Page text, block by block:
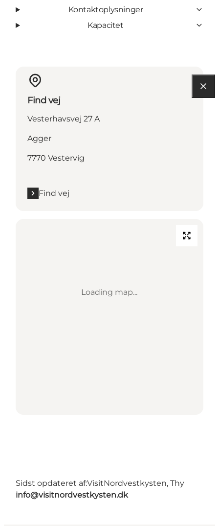
Kontaktoplysninger
Kapacitet
Find vej
Vesterhavsvej 27 A
Agger
7770 Vestervig
Find vej
Loading map...
Sidst opdateret af:VisitNordvestkysten, Thy
info@visitnordvestkysten.dk